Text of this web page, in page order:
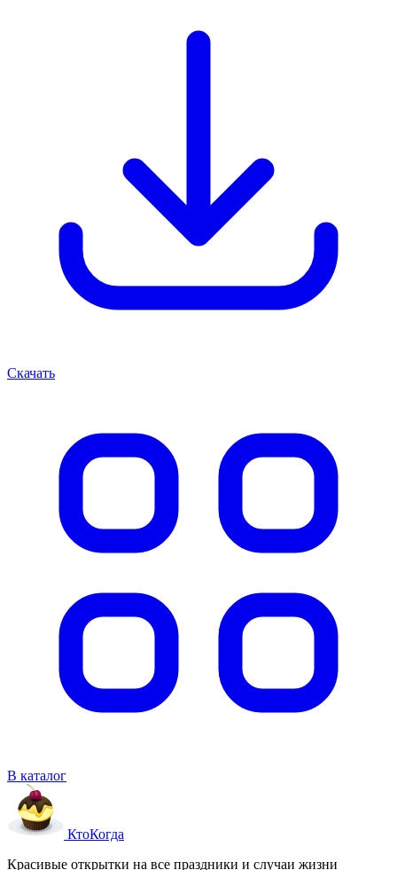
Скачать
В каталог
КтоКогда
Красивые открытки на все праздники и случаи жизни